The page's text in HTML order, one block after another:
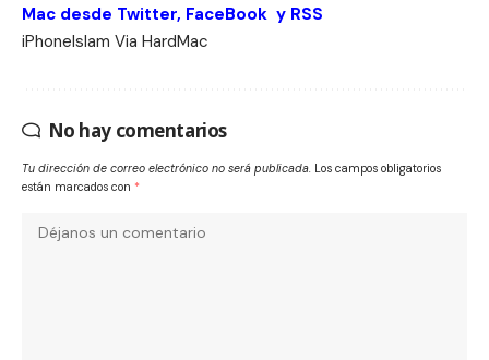
Mac desde Twitter, FaceBook y RSS
iPhoneIslam Via HardMac
No hay comentarios
Tu dirección de correo electrónico no será publicada. Los campos obligatorios
están marcados con *